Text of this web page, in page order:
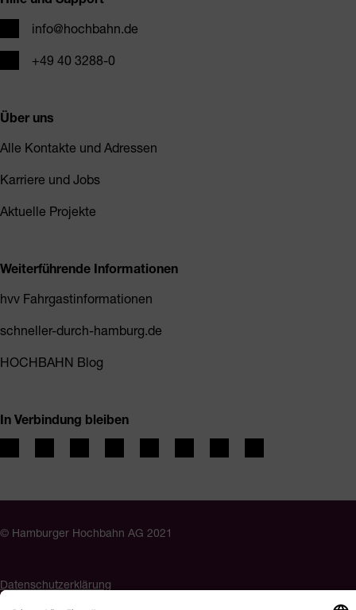
E-Mailinfo@hochbahn.de
Telefon+49 40 3288-0
Über uns
Alle Kontakte und Adressen
Karriere und Jobs
Aktuelle Projekte
Weiterführende Informationen
hvv Fahrgastinformationen
schneller-durch-hamburg.de
HOCHBAHN Blog
In Verbindung bleiben
© Hamburger Hochbahn AG 2021
Datenschutzerklärung